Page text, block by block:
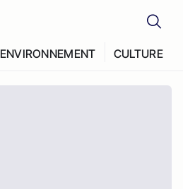
ENVIRONNEMENT CULTURE